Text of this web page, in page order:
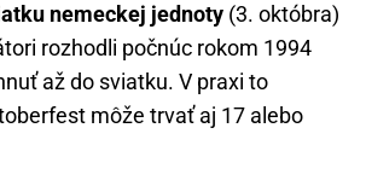
nemeckej jednoty (3. októbra)
rozhodli počnúc rokom 1994
až do sviatku. V praxi to
môže trvať aj 17 alebo